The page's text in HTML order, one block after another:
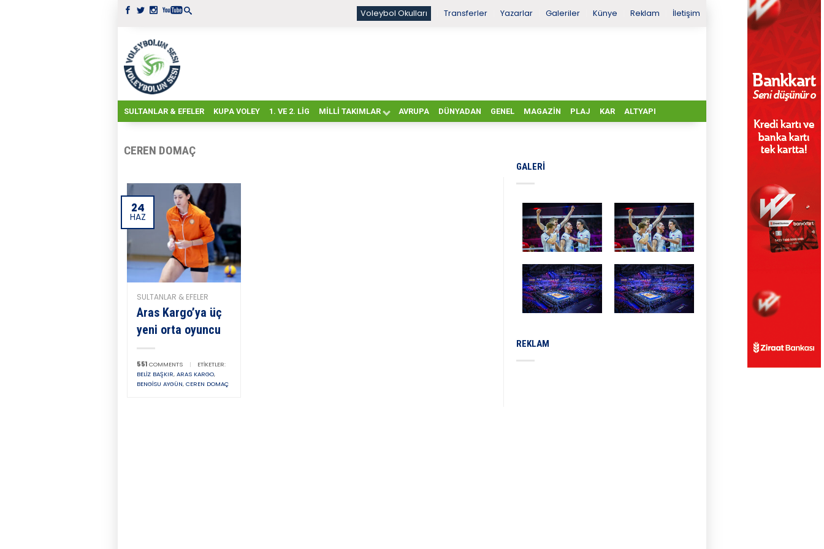
Voleybol Okulları Transferler Yazarlar Galeriler Künye Reklam İletişim
SULTANLAR & EFELER KUPA VOLEY 1. VE 2. LIG MILLI TAKIMLAR AVRUPA DÜNYADAN GENEL MAGAZIN PLAJ KAR ALTYAPI
CEREN DOMAÇ
24
HAZ
SULTANLAR & EFELER
Aras Kargo’ya üç
yeni orta oyuncu
551 COMMENTS |
ETIKETLER:
BELIZ BAŞKIR, ARAS KARGO,
BENGISU AYGÜN, CEREN DOMAÇ
GALERI
REKLAM